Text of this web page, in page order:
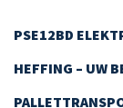
PSE12BD
HEFFING – UW